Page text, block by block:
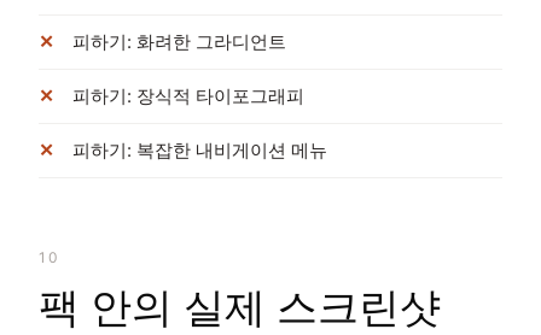
피하기: 화려한 그라디언트
피하기: 장식적 타이포그래피
피하기: 복잡한 내비게이션 메뉴
10
팩 안의 실제 스크린샷